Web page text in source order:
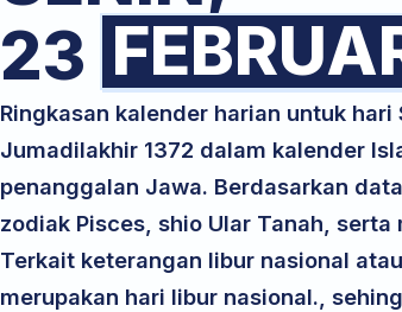
23
Ringkasan kalender harian untuk
Jumadilakhir 1372 dalam kalender
penanggalan Jawa. Berdasarkan
zodiak Pisces, shio Ular Tanah,
Terkait keterangan libur nasional
merupakan hari libur nasional.,